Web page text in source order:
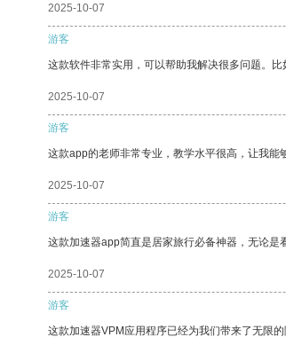
2025-10-07
游客
这款软件非常实用，可以帮助我解决很多问题。
2025-10-07
游客
这款app的老师非常专业，教学水平很高，让我能
2025-10-07
游客
这款加速器app简直是居家旅行必备神器，无论是
2025-10-07
游客
这款加速器VPM应用程序已经为我们带来了无限的